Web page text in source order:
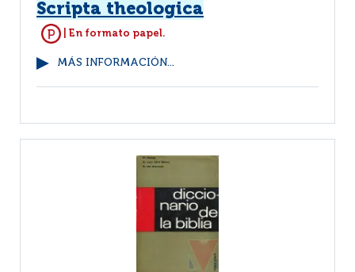
Scripta theologica
| En formato papel.
MÁS INFORMACIÓN...